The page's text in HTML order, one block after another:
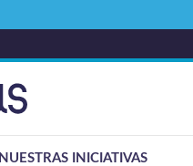
NUESTRAS INICIATIVAS